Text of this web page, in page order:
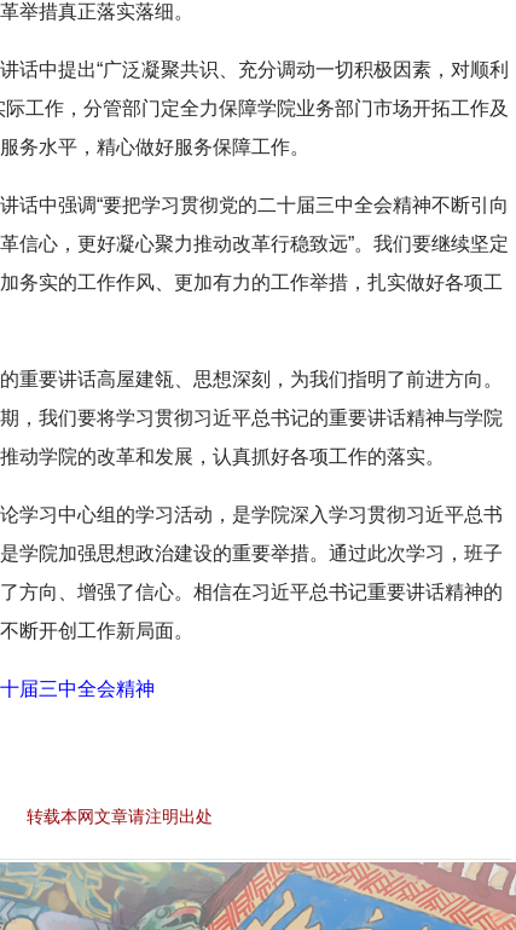
举措真正落实落细。
话中提出“广泛凝聚共识、充分调动一切积极因素，对顺利
际工作，分管部门定全力保障学院业务部门市场开拓工作及
务水平，精心做好服务保障工作。
话中强调“要把学习贯彻党的二十届三中全会精神不断引向
信心，更好凝心聚力推动改革行稳致远”。 我们要继续坚定
务实的工作作风、更加有力的工作举措，扎实做好各项工
重要讲话高屋建瓴、思想深刻，为我们指明了前进方向。
，我们要将学习贯彻习近平总书记的重要讲话精神与学院
动学院的改革和发展，认真抓好各项工作的落实。
学习中心组的学习活动，是学院深入学习贯彻习近平总书
学院加强思想政治建设的重要举措。通过此次学习，班子
方向、增强了信心。相信在习近平总书记重要讲话精神的
断开创工作新局面。
届三中全会精神
转载本网文章请注明出处